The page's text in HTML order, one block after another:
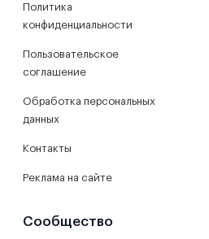
Политика
конфиденциальности
Пользовательское
соглашение
Обработка персональных
данных
Контакты
Реклама на сайте
Сообщество